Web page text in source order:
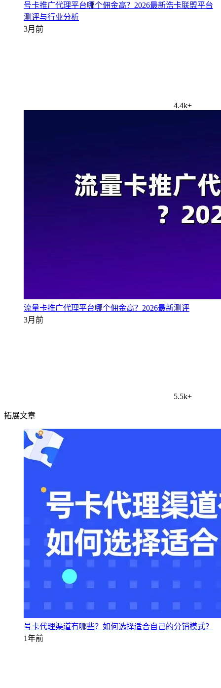
号卡推广代理平台哪个佣金高？2026最新浩卡联盟平台
测评与行业分析
3月前
4.4k+
流量卡推广代理平台哪个佣金高？2026最新测评
3月前
5.5k+
拓展文章
号卡代理渠道有哪些？如何选择适合自己的分销模式？
1年前